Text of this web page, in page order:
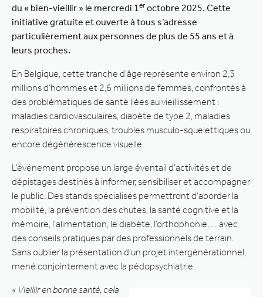
du « bien-vieillir » le mercredi 1 eroctobre 2025. Cette
initiative gratuite et ouverte à tous s’adresse
particulièrement aux personnes de plus de 55 ans et à
leurs proches.
En Belgique, cette tranche d’âge représente environ 2,3
millions d’hommes et 2,6 millions de femmes, confrontés à
des problématiques de santé liées au vieillissement :
maladies cardiovasculaires, diabète de type 2, maladies
respiratoires chroniques, troubles musculo-squelettiques ou
encore dégénérescence visuelle.
L’événement propose un large éventail d’activités et de
dépistages destinés à informer, sensibiliser et accompagner
le public. Des stands spécialisés permettront d’aborder la
mobilité, la prévention des chutes, la santé cognitive et la
mémoire, l’alimentation, le diabète, l’orthophonie, … avec
des conseils pratiques par des professionnels de terrain.
Sans oublier la présentation d’un projet intergénérationnel,
mené conjointement avec la pédopsychiatrie.
« Vieillir en bonne santé, cela